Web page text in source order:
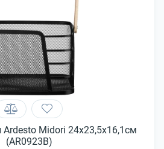
Ardesto Midori 24х23,5х16,1см
(AR0923B)